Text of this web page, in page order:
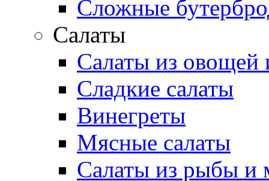
Сложные
Салаты
Салаты из овощей
Сладкие салаты
Винегреты
Мясные салаты
Салаты из рыбы и